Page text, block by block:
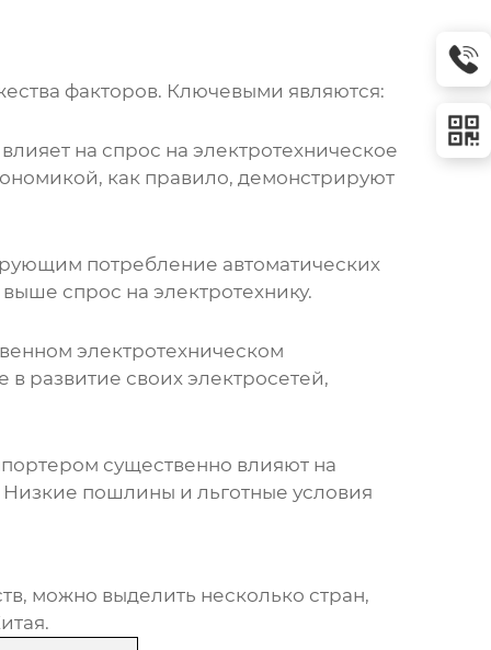
факторов. Ключевыми являются:
на спрос на электротехническое
как правило, демонстрируют
потребление автоматических
спрос на электротехнику.
электротехническом
развитие своих электросетей,
существенно влияют на
Низкие пошлины и льготные условия
можно выделить несколько стран,
.